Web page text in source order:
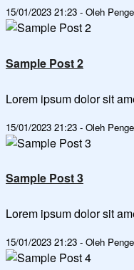
15/01/2023 21:23 - Oleh
Sample Post 2
Lorem ipsum dolor sit
15/01/2023 21:23 - Oleh
Sample Post 3
Lorem ipsum dolor sit
15/01/2023 21:23 - Oleh